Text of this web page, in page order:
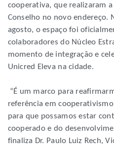
cooperativa, que realizaram
Conselho no novo endereço.
agosto, o espaço foi
colaboradores do Núcleo
momento de integração e
Unicred Eleva na cidade.
“É um marco para
referência em
para que possamos estar
cooperado e do
finaliza Dr. Paulo Luiz Rech,